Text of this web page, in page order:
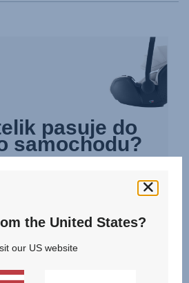
pasuje do
samochodu?
pasuje do każdego auta. Żeby
odpowiedniego fotelika, po
samochód z listy i sprawdź
do niego pasuje.
the United States?
our US website